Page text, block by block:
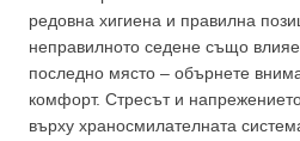
редовна хигиена и правилна
неправилното седене също
последно място – обърнете
комфорт. Стресът и
върху храносмилателната